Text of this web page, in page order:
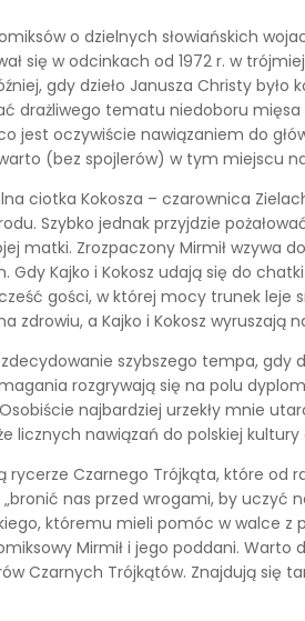
o dzielnych słowiańskich
się w odcinkach od 1972 r. w
gdy dzieło Janusza Christy
drażliwego tematu niedoboru mięsa
jest oczywiście nawiązaniem do
(bez spojlerów) w tym miejscu
ciotka Kokosza – czarownica
Szybko jednak przyjdzie
Zrozpaczony Mirmił wzywa
Kajko i Kokosz udają się do
gości, w której mocy trunek
zdrowiu, a Kajko i Kokosz wyruszają
szybszego tempa,
rozgrywają się na polu
najbardziej urzekły mnie
nawiązań do polskiej kultury
rycerze Czarnego Trójkąta, które
„bronić nas przed wrogami, by
któremu mieli pomóc w walce z
Mirmił i jego poddani.
Czarnych Trójkątów. Znajdują się